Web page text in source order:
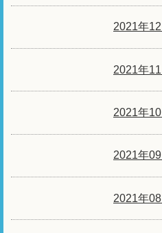
2021年
2021年
2021年
2021年
2021年